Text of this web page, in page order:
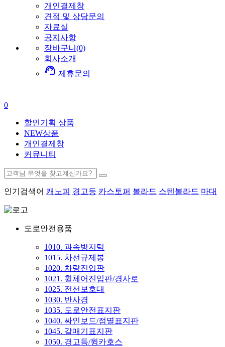
개인결제창
견적 및 상담문의
자료실
공지사항
장바구니(0)
회사소개
support_agent 제휴문의
0
할인기획 상품
NEW상품
개인결제창
커뮤니티
인기검색어 캐노피 경고등 카스토퍼 볼라드 스텐볼라드 마대
도로안전용품
1010. 과속방지턱
1015. 차선규제봉
1020. 차량진입판
1021. 휠체어진입판/경사로
1025. 전선보호대
1030. 반사경
1035. 도로안전표지판
1040. 싸인보드/점멸표지판
1045. 갈매기표지판
1050. 경고등/윙카호스